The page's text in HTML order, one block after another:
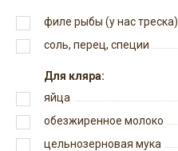
филе рыбы (у нас треска)
соль, перец, специи
Для кляра:
яйца
обезжиренное молоко
цельнозерновая мука